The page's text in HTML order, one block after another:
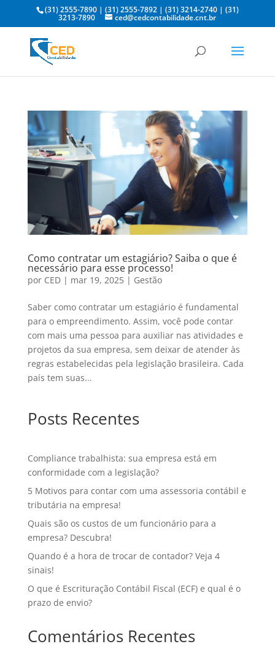
(31) 2555-7890| (31) 2555-7892| (31) 3214-2740| (31)
3213-7890 ced@cedcontabilidade.cnt.br
Como contratar um estagiário? Saiba o que é
necessário para esse processo!
por CED| mar 19, 2025| Gestão
Saber como contratar um estagiário é fundamental
para o empreendimento. Assim, você pode contar
com mais uma pessoa para auxiliar nas atividades e
projetos da sua empresa, sem deixar de atender às
regras estabelecidas pela legislação brasileira. Cada
país tem suas...
Posts Recentes
Compliance trabalhista: sua empresa está em
conformidade com a legislação?
5 Motivos para contar com uma assessoria contábil e
tributária na empresa!
Quais são os custos de um funcionário para a
empresa? Descubra!
Quando é a hora de trocar de contador? Veja 4
sinais!
O que é Escrituração Contábil Fiscal (ECF) e qual é o
prazo de envio?
Comentários Recentes